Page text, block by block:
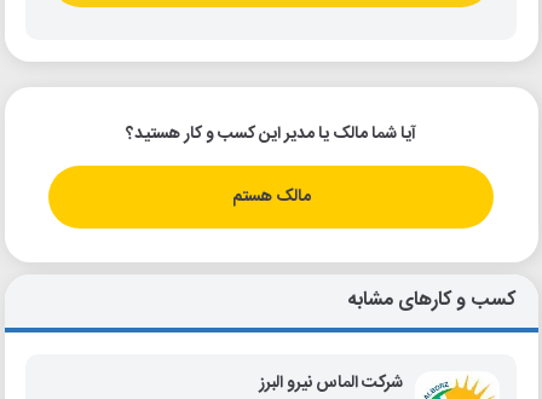
آیا شما مالک یا مدیر این کسب و کار هستید؟
مالک هستم
کسب و کارهای مشابه
شرکت الماس نیرو البرز